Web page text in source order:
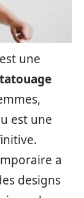
est une
tatouage
est une
a
designs